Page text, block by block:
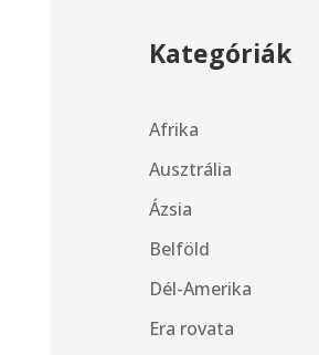
Kategóriák
Afrika
Ausztrália
Ázsia
Belföld
Dél-Amerika
Era rovata